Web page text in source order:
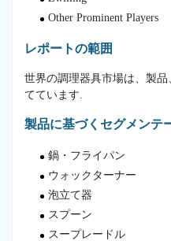
Other Prominent Players
レポートの範囲
世界の調理器具市場は、製
てています.
製品に基づくセグメンテ
鍋・フライパン
ウォックターナー
泡立て器
スプーン
スープレードル